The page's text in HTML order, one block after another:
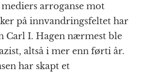
arroganse mot
på innvandringsfeltet har
Carl I. Hagen nærmest ble
altså i mer enn førti år.
har skapt et